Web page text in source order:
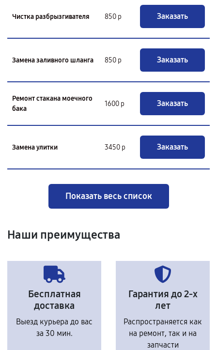
Чистка разбрызгивателя 850 р Заказать
Замена заливного шланга 850 р Заказать
Ремонт стакана моечного
бака
1600 р Заказать
Замена улитки 3450 р Заказать
Показать весь список
Наши преимущества
Бесплатная
доставка
Выезд курьера до вас
за 30 мин.
Гарантия до 2-х
лет
Распространяется как
на ремонт, так и на
запчасти